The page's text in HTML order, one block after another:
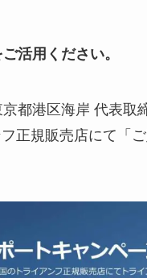
活用ください。
都港区海岸 代表取
正規販売店にて「